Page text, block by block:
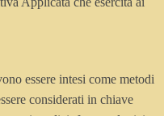
essere intesi come metodi
considerati in chiave